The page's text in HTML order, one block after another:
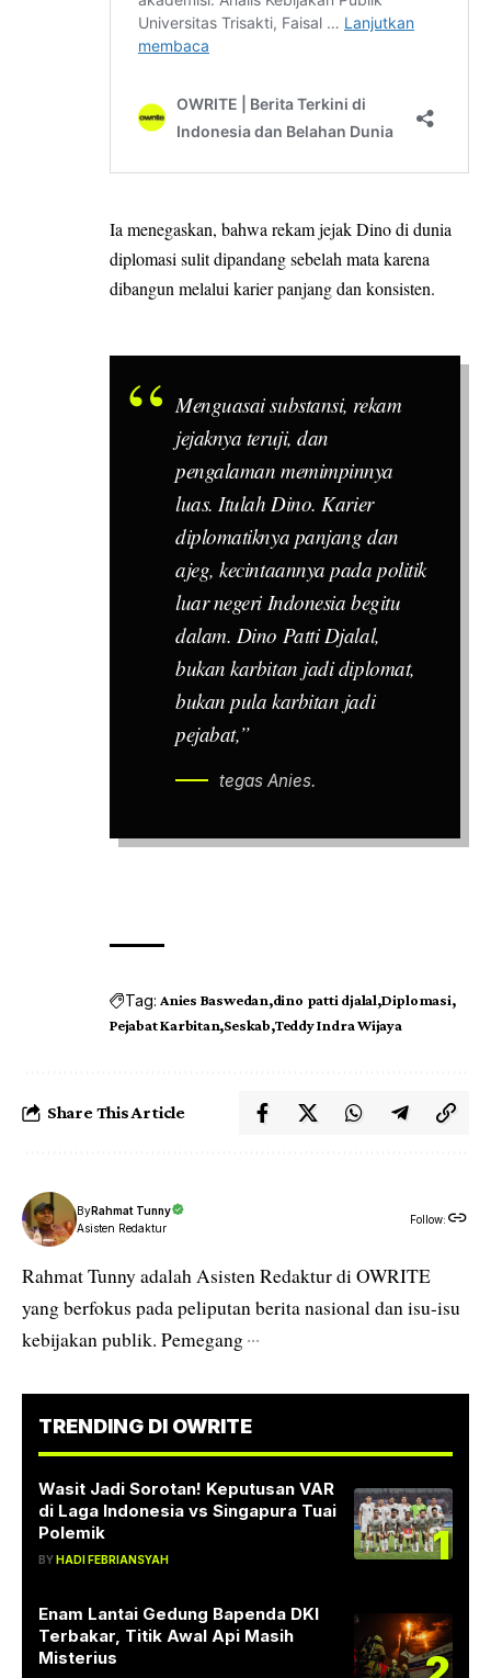
Ia menegaskan, bahwa rekam jejak Dino di dunia
diplomasi sulit dipandang sebelah mata karena
dibangun melalui karier panjang dan konsisten.
Menguasai substansi, rekam
jejaknya teruji, dan
pengalaman memimpinnya
luas. Itulah Dino. Karier
diplomatiknya panjang dan
ajeg, kecintaannya pada politik
luar negeri Indonesia begitu
dalam. Dino Patti Djalal,
bukan karbitan jadi diplomat,
bukan pula karbitan jadi
pejabat,”
tegas Anies.
Tag: Anies Baswedan dino patti djalal Diplomasi
Pejabat Karbitan Seskab Teddy Indra Wijaya
Share This Article
ByRahmat Tunny
Asisten Redaktur
Follow:
Rahmat Tunny adalah Asisten Redaktur di OWRITE
yang berfokus pada peliputan berita nasional dan isu-isu
kebijakan publik. Pemegang ···
TRENDING DI OWRITE
Wasit Jadi Sorotan! Keputusan VAR
di Laga Indonesia vs Singapura Tuai
Polemik
BY HADI FEBRIANSYAH 1
Enam Lantai Gedung Bapenda DKI
Terbakar, Titik Awal Api Masih
Misterius